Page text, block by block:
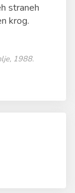
straneh
krog.
1988.